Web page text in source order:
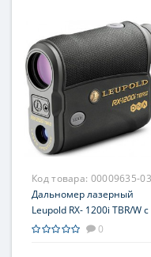
Код товара: 00009635-03
Дальномер лазерный
Leupold RX- 1200i TBR/W с
DNA 6х22 Mossy Oak
0